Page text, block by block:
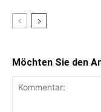
Möchten Sie den